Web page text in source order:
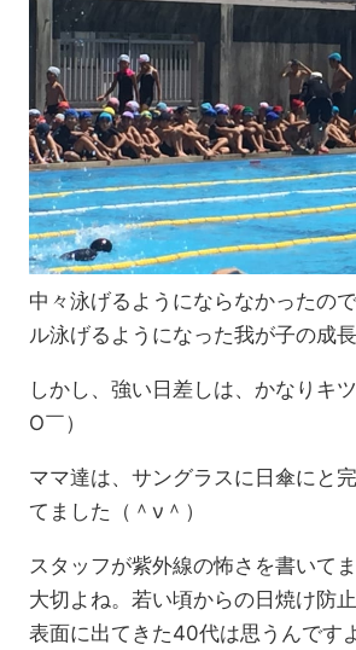
中々泳げるようにならなかったの
ル泳げるようになった我が子の成
しかし、強い日差しは、かなりキ
O￣）
ママ達は、サングラスに日傘にと
てました（＾ν＾）
スタッフが紫外線の怖さを書いて
大切よね。若い頃からの日焼け防
表面に出てきた40代は思うんで